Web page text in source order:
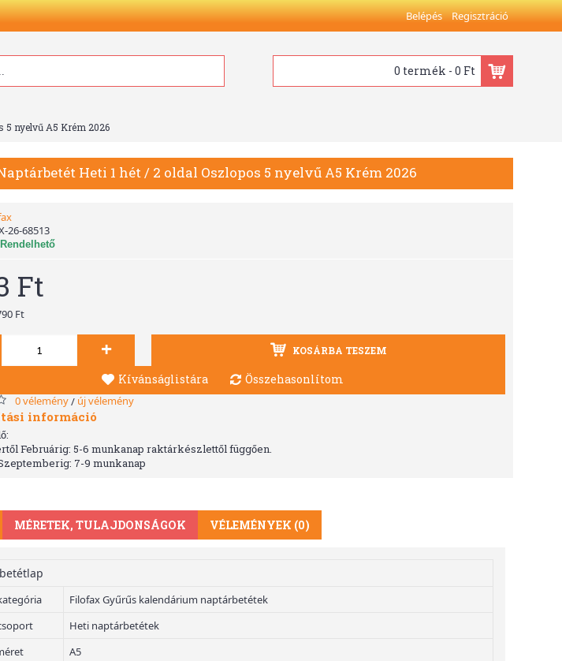
Belépés Regisztráció
0 termék - 0 Ft
5 nyelvű A5 Krém 2026
Heti 1 hét / 2 oldal Oszlopos 5 nyelvű A5 Krém 2026
26-68513
Rendelhető
Ft
Ft
+ KOSÁRBA TESZEM
Kívánságlistára Összehasonlítom
0 vélemény/ új vélemény
információ
Februárig: 5-6 munkanap raktárkészlettől függően.
7-9 munkanap
MÉRETEK, TULAJDONSÁGOK VÉLEMÉNYEK (0)
Filofax Gyűrűs kalendárium naptárbetétek
Heti naptárbetétek
A5